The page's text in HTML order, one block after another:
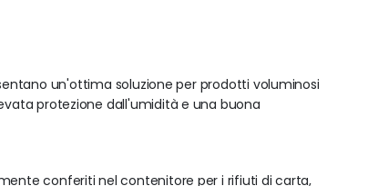
un'ottima soluzione per prodotti voluminosi
protezione dall'umidità e una buona
conferiti nel contenitore per i rifiuti di carta,